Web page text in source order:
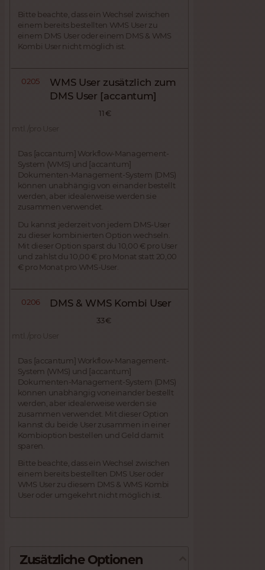
Bitte beachte, dass ein Wechsel zwischen
einem bereits bestellten WMS User zu
einem DMS User oder einem DMS & WMS
Kombi User nicht möglich ist.
0205
WMS User zusätzlich zum
DMS User [accantum]
11 €
mtl./pro User
Das [accantum] Workflow-Management-
System (WMS) und [accantum]
Dokumenten-Management-System (DMS)
können unabhängig von einander bestellt
werden, aber idealerweise werden sie
zusammen verwendet.
Du kannst jederzeit von jedem DMS-User
zu dieser kombinierten Option wechseln.
Mit dieser Option sparst du 10,00 € pro User
und zahlst du 10,00 € pro Monat statt 20,00
€ pro Monat pro WMS-User.
0206 DMS & WMS Kombi User
33 €
mtl./pro User
Das [accantum] Workflow-Management-
System (WMS) und [accantum]
Dokumenten-Management-System (DMS)
können unabhängig voneinander bestellt
werden, aber idealerweise werden sie
zusammen verwendet. Mit dieser Option
kannst du beide User zusammen in einer
Kombioption bestellen und Geld damit
sparen.
Bitte beachte, dass ein Wechsel zwischen
einem bereits bestellten DMS User oder
WMS User zu diesem DMS & WMS Kombi
User oder umgekehrt nicht möglich ist.
Zusätzliche Optionen